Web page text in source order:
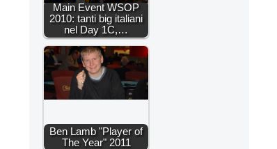
Main Event WSOP
2010: tanti big italiani
nel Day 1C,…
Ben Lamb "Player of
The Year" 2011